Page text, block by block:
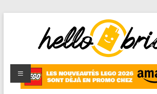
HelloBricks
Blog LEGO,
nouveaut�s